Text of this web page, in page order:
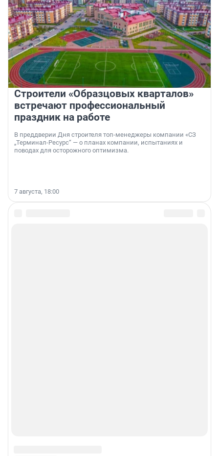
Строители «Образцовых кварталов»
встречают профессиональный
праздник на работе
В преддверии Дня строителя топ-менеджеры компании «СЗ
„Терминал-Ресурс“ — о планах компании, испытаниях и
поводах для осторожного оптимизма.
7 августа, 18:00